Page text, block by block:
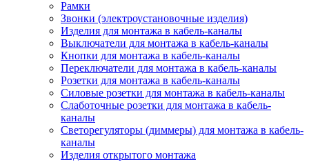
Рамки
Звонки (электроустановочные изделия)
Изделия для монтажа в кабель-каналы
Выключатели для монтажа в кабель-каналы
Кнопки для монтажа в кабель-каналы
Переключатели для монтажа в кабель-каналы
Розетки для монтажа в кабель-каналы
Силовые розетки для монтажа в кабель-каналы
Слаботочные розетки для монтажа в кабель-
каналы
Светорегуляторы (диммеры) для монтажа в кабель-
каналы
Изделия открытого монтажа